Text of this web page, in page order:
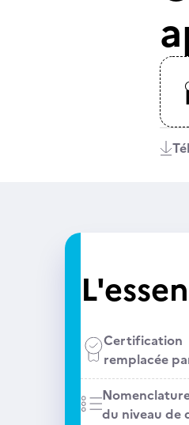
Certification
remplacée
du niveau de